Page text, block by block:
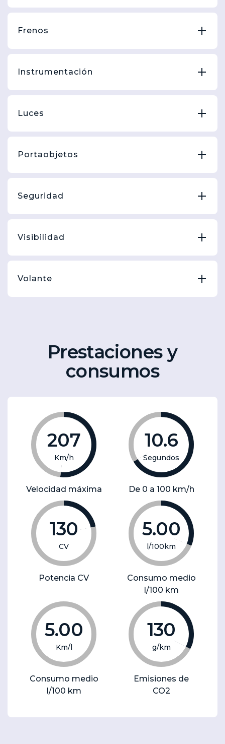
Frenos
Instrumentación
Luces
Portaobjetos
Seguridad
Visibilidad
Volante
Prestaciones y
consumos
207
Km/h
Velocidad máxima
10.6
Segundos
De 0 a 100 km/h
130
CV
Potencia CV
5.00
l/100km
Consumo medio
l/100 km
5.00
Km/l
Consumo medio
l/100 km
130
g/km
Emisiones de
CO2